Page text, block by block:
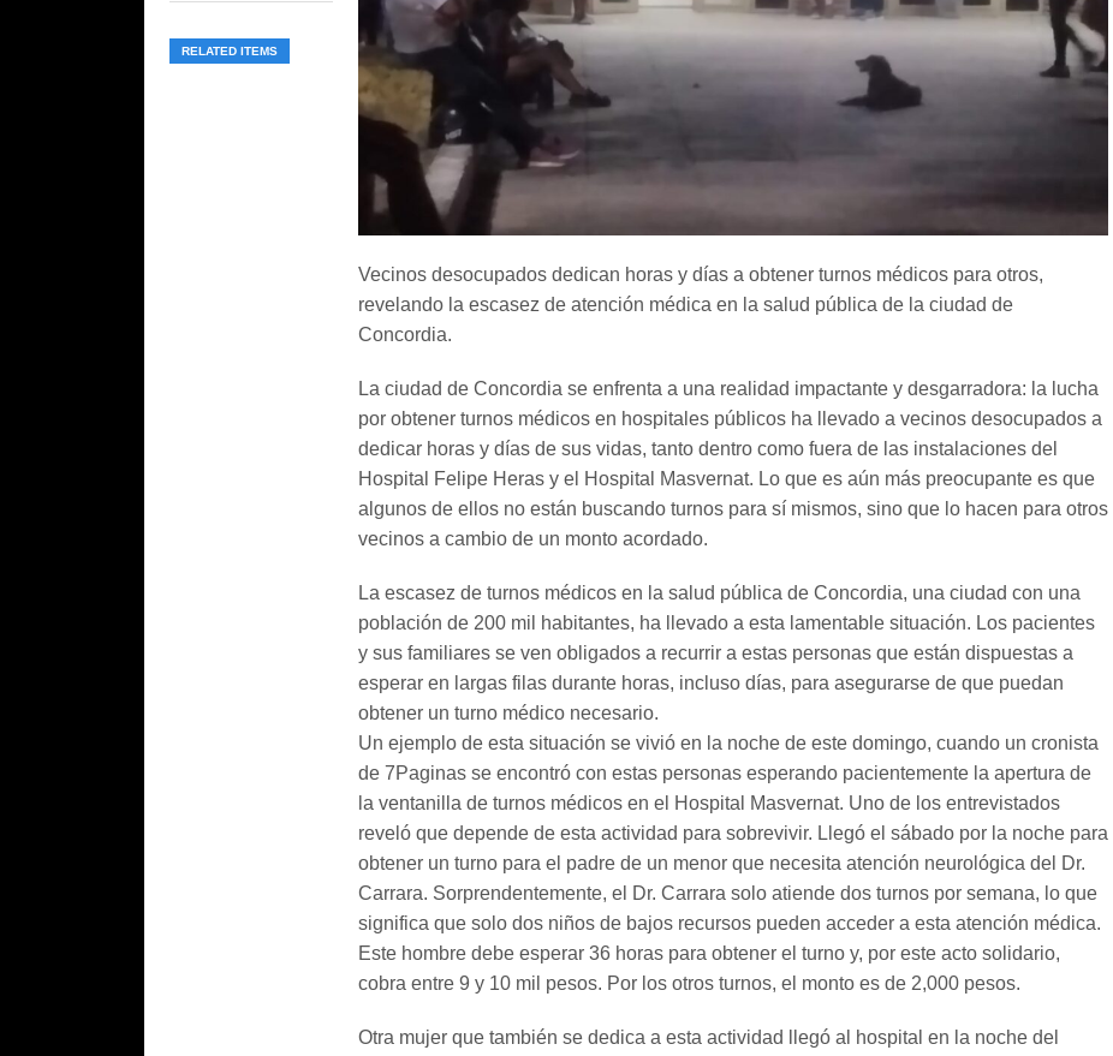
Vecinos desocupados dedican horas y días a obtener turnos médicos para otros,
revelando la escasez de atención médica en la salud pública de la ciudad de
Concordia.
La ciudad de Concordia se enfrenta a una realidad impactante y desgarradora: la lucha
por obtener turnos médicos en hospitales públicos ha llevado a vecinos desocupados a
dedicar horas y días de sus vidas, tanto dentro como fuera de las instalaciones del
Hospital Felipe Heras y el Hospital Masvernat. Lo que es aún más preocupante es que
algunos de ellos no están buscando turnos para sí mismos, sino que lo hacen para otros
vecinos a cambio de un monto acordado.
La escasez de turnos médicos en la salud pública de Concordia, una ciudad con una
población de 200 mil habitantes, ha llevado a esta lamentable situación. Los pacientes
y sus familiares se ven obligados a recurrir a estas personas que están dispuestas a
esperar en largas filas durante horas, incluso días, para asegurarse de que puedan
obtener un turno médico necesario.
Un ejemplo de esta situación se vivió en la noche de este domingo, cuando un cronista
de 7Paginas se encontró con estas personas esperando pacientemente la apertura de
la ventanilla de turnos médicos en el Hospital Masvernat. Uno de los entrevistados
reveló que depende de esta actividad para sobrevivir. Llegó el sábado por la noche para
obtener un turno para el padre de un menor que necesita atención neurológica del Dr.
Carrara. Sorprendentemente, el Dr. Carrara solo atiende dos turnos por semana, lo que
significa que solo dos niños de bajos recursos pueden acceder a esta atención médica.
Este hombre debe esperar 36 horas para obtener el turno y, por este acto solidario,
cobra entre 9 y 10 mil pesos. Por los otros turnos, el monto es de 2,000 pesos.
Otra mujer que también se dedica a esta actividad llegó al hospital en la noche del
RELATED ITEMS